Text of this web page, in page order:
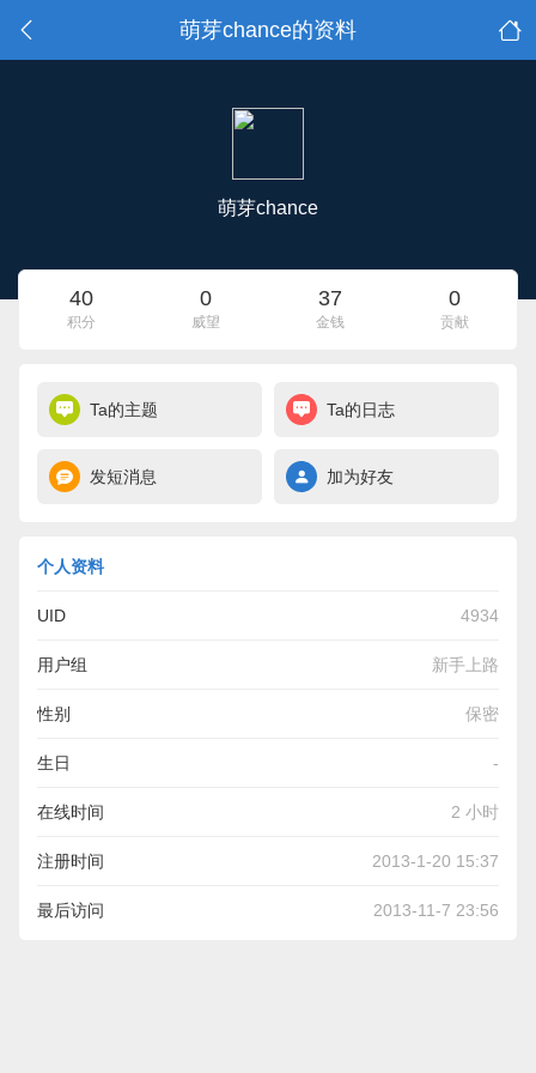
萌芽chance的资料
萌芽chance
40
积分
0
威望
37
金钱
0
贡献
Ta的主题 Ta的日志
发短消息 加为好友
个人资料
UID 4934
用户组 新手上路
性别 保密
生日 -
在线时间 2 小时
注册时间 2013-1-20 15:37
最后访问 2013-11-7 23:56